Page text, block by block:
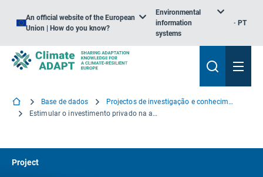
An official website of the European
Union | How do you know?
Environmental
information
systems
PT
Base de dados
Projectos de investigação e conhecimento
Estimular o investimento privado na adaptação às alterações climáticas - quem tem medo do vermelho, do amarelo, do verde e do azul
Project